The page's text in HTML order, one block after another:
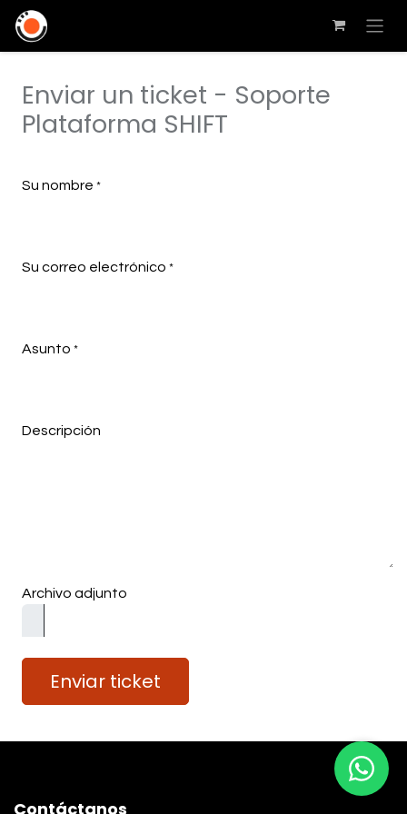
Enviar un ticket - Soporte
Plataforma SHIFT
Su nombre *
Su correo electrónico *
Asunto *
Descripción
Archivo adjunto
Enviar ticket
Contáctanos